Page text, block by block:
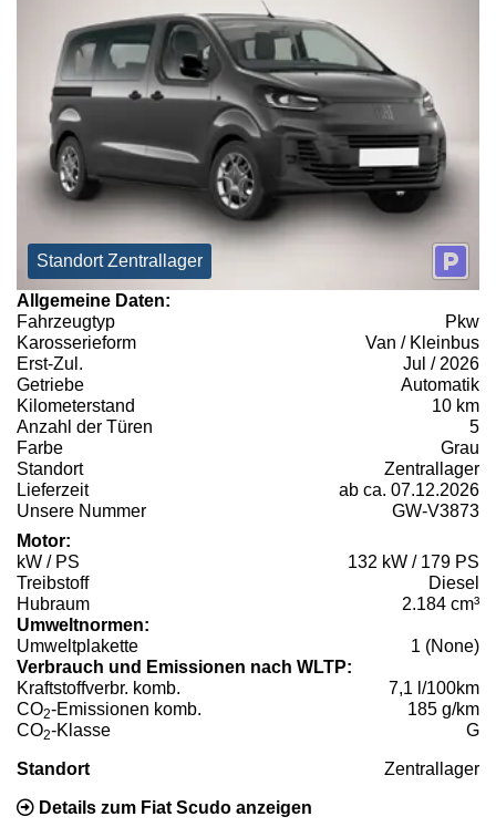
Standort Zentrallager
Allgemeine Daten:
Fahrzeugtyp
Pkw
Karosserieform
Van / Kleinbus
Erst-Zul.
Jul / 2026
Getriebe
Automatik
Kilometerstand
10 km
Anzahl der Türen
5
Farbe
Grau
Standort
Zentrallager
Lieferzeit
ab ca. 07.12.2026
Unsere Nummer
GW-V3873
Motor:
kW / PS
132 kW / 179 PS
Treibstoff
Diesel
Hubraum
2.184 cm³
Umweltnormen:
Umweltplakette
1 (None)
Verbrauch und Emissionen nach WLTP:
Kraftstoffverbr. komb.
7,1 l/100km
CO2-Emissionen komb.
185 g/km
CO2-Klasse G
Standort Zentrallager
Details zum Fiat Scudo anzeigen